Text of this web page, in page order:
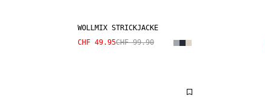
WOLLMIX STRICKJACKE
CHF 49.95CHF 99.90